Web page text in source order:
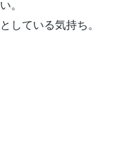
。
している気持ち。